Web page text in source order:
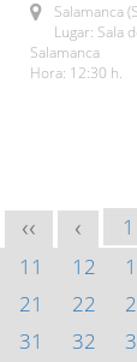
Salamanca
Lugar: Sala
Salamanca
Hora: 12:30 h.
<< < 1
11
12
21
22
31
32